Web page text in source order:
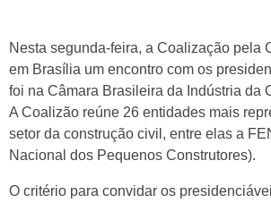
Nesta segunda-feira, a Coalização pela
em Brasília um encontro com os
foi na Câmara Brasileira da Indústria da
A Coalizão reúne 26 entidades mais
setor da construção civil, entre elas a
Nacional dos Pequenos Construtores).
O critério para convidar os